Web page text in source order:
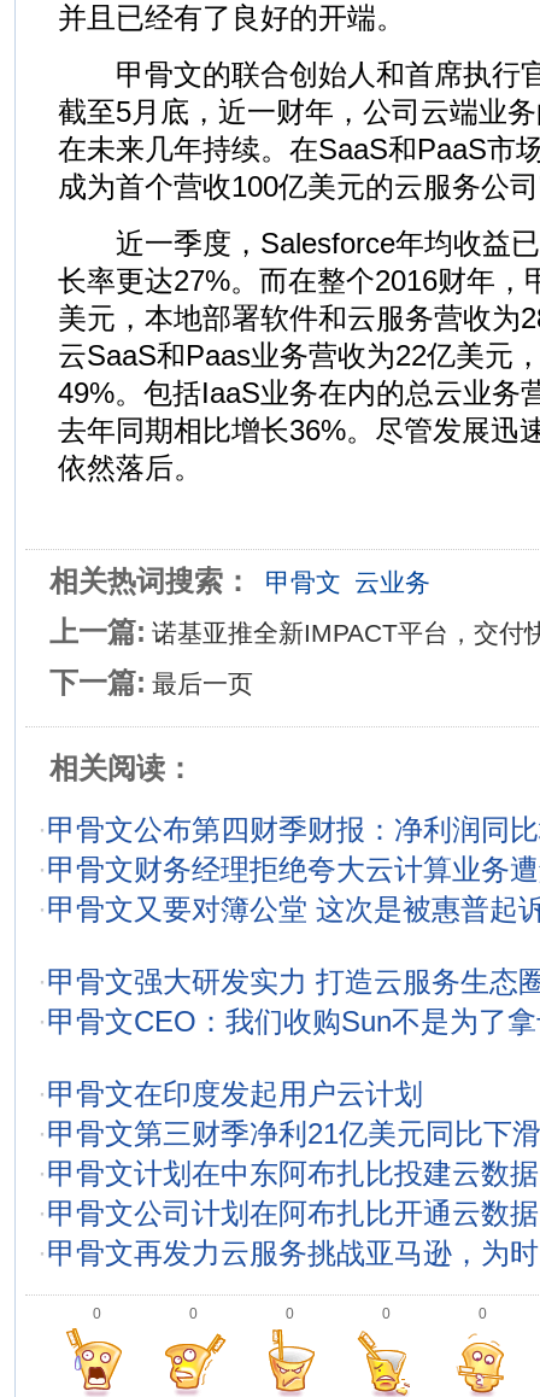
并且已经有了良好的开端。
甲骨文的联合创始人和首席执行
截至5月底，近一财年，公司云端业务
在未来几年持续。在SaaS和PaaS市
成为首个营收100亿美元的云服务公司
近一季度，Salesforce年均收益已
长率更达27%。而在整个2016财年，
美元，本地部署软件和云服务营收为
云SaaS和Paas业务营收为22亿美元
49%。包括IaaS业务在内的总云业务
去年同期相比增长36%。尽管发展迅
依然落后。
相关热词搜索： 甲骨文 云业务
上一篇: 诺基亚推全新IMPACT平台，交付
下一篇: 最后一页
相关阅读：
·甲骨文公布第四财季财报：净利润同
·甲骨文财务经理拒绝夸大云计算业务
·甲骨文又要对簿公堂 这次是被惠普起
·甲骨文强大研发实力 打造云服务生态
·甲骨文CEO：我们收购Sun不是为了
·甲骨文在印度发起用户云计划
·甲骨文第三财季净利21亿美元同比下
·甲骨文计划在中东阿布扎比投建云数
·甲骨文公司计划在阿布扎比开通云数
·甲骨文再发力云服务挑战亚马逊，为
0 0 0 0 0